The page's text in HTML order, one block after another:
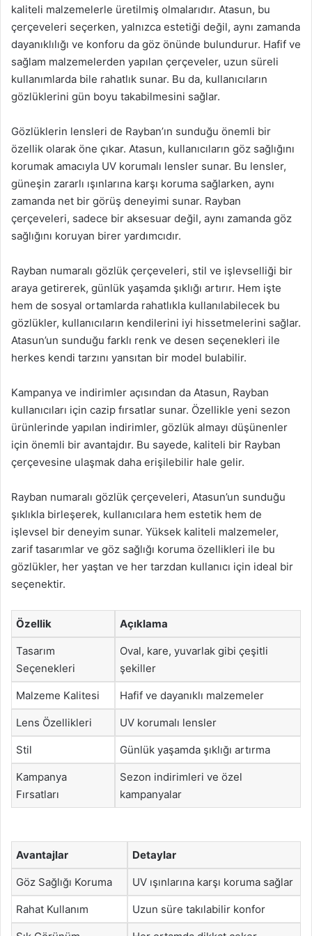
kaliteli malzemelerle üretilmiş olmalarıdır. Atasun, bu
çerçeveleri seçerken, yalnızca estetiği değil, aynı zamanda
dayanıklılığı ve konforu da göz önünde bulundurur. Hafif ve
sağlam malzemelerden yapılan çerçeveler, uzun süreli
kullanımlarda bile rahatlık sunar. Bu da, kullanıcıların
gözlüklerini gün boyu takabilmesini sağlar.
Gözlüklerin lensleri de Rayban’ın sunduğu önemli bir
özellik olarak öne çıkar. Atasun, kullanıcıların göz sağlığını
korumak amacıyla UV korumalı lensler sunar. Bu lensler,
güneşin zararlı ışınlarına karşı koruma sağlarken, aynı
zamanda net bir görüş deneyimi sunar. Rayban
çerçeveleri, sadece bir aksesuar değil, aynı zamanda göz
sağlığını koruyan birer yardımcıdır.
Rayban numaralı gözlük çerçeveleri, stil ve işlevselliği bir
araya getirerek, günlük yaşamda şıklığı artırır. Hem işte
hem de sosyal ortamlarda rahatlıkla kullanılabilecek bu
gözlükler, kullanıcıların kendilerini iyi hissetmelerini sağlar.
Atasun’un sunduğu farklı renk ve desen seçenekleri ile
herkes kendi tarzını yansıtan bir model bulabilir.
Kampanya ve indirimler açısından da Atasun, Rayban
kullanıcıları için cazip fırsatlar sunar. Özellikle yeni sezon
ürünlerinde yapılan indirimler, gözlük almayı düşünenler
için önemli bir avantajdır. Bu sayede, kaliteli bir Rayban
çerçevesine ulaşmak daha erişilebilir hale gelir.
Rayban numaralı gözlük çerçeveleri, Atasun’un sunduğu
şıklıkla birleşerek, kullanıcılara hem estetik hem de
işlevsel bir deneyim sunar. Yüksek kaliteli malzemeler,
zarif tasarımlar ve göz sağlığı koruma özellikleri ile bu
gözlükler, her yaştan ve her tarzdan kullanıcı için ideal bir
seçenektir.
Özellik Açıklama
Tasarım
Seçenekleri
Oval, kare, yuvarlak gibi çeşitli
şekiller
Malzeme Kalitesi Hafif ve dayanıklı malzemeler
Lens Özellikleri UV korumalı lensler
Stil Günlük yaşamda şıklığı artırma
Kampanya
Fırsatları
Sezon indirimleri ve özel
kampanyalar
Avantajlar Detaylar
Göz Sağlığı Koruma UV ışınlarına karşı koruma sağlar
Rahat Kullanım Uzun süre takılabilir konfor